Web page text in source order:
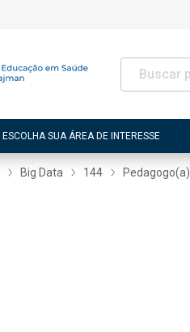
ESCOLHA SUA ÁREA DE INTERESSE
Big Data 144 Pedagogo(a)